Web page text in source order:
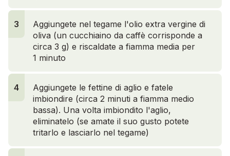
3
Aggiungete nel tegame l'olio extra vergine di
oliva (un cucchiaino da caffè corrisponde a
circa 3 g) e riscaldate a fiamma media per
1 minuto
4
Aggiungete le fettine di aglio e fatele
imbiondire (circa 2 minuti a fiamma medio
bassa). Una volta imbiondito l'aglio,
eliminatelo (se amate il suo gusto potete
tritarlo e lasciarlo nel tegame)